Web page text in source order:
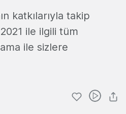
katkılarıyla takip
ile ilgili tüm
ile sizlere